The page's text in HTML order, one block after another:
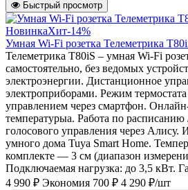
Быстрый просмотр
НовинкаХит-14%
Умная Wi-Fi розетка Телеметрика
Телеметрика T80iS – умная Wi-Fi
самостоятельно, без ведомых
электроэнергии. Дистанционное
электроприборами. Режим термостата
управлением через смартфон.
температурыа. Работа по
голосового управления через Алису.
умного дома Tuya Smart Home.
комплекте — 3 см (диапазон
Подключаемая нагрузка: до 3,5 кВт.
4 990 ₽ Экономия 700 ₽ 4 290 ₽/шт